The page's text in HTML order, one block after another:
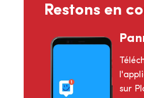
Restons en
sur